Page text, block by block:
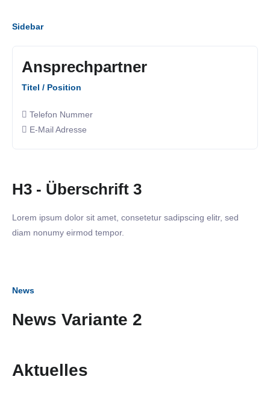
Sidebar
Ansprechpartner
Titel / Position
Telefon Nummer
E-Mail Adresse
H3 - Überschrift 3
Lorem ipsum dolor sit amet, consetetur sadipscing elitr, sed
diam nonumy eirmod tempor.
News
News Variante 2
Aktuelles